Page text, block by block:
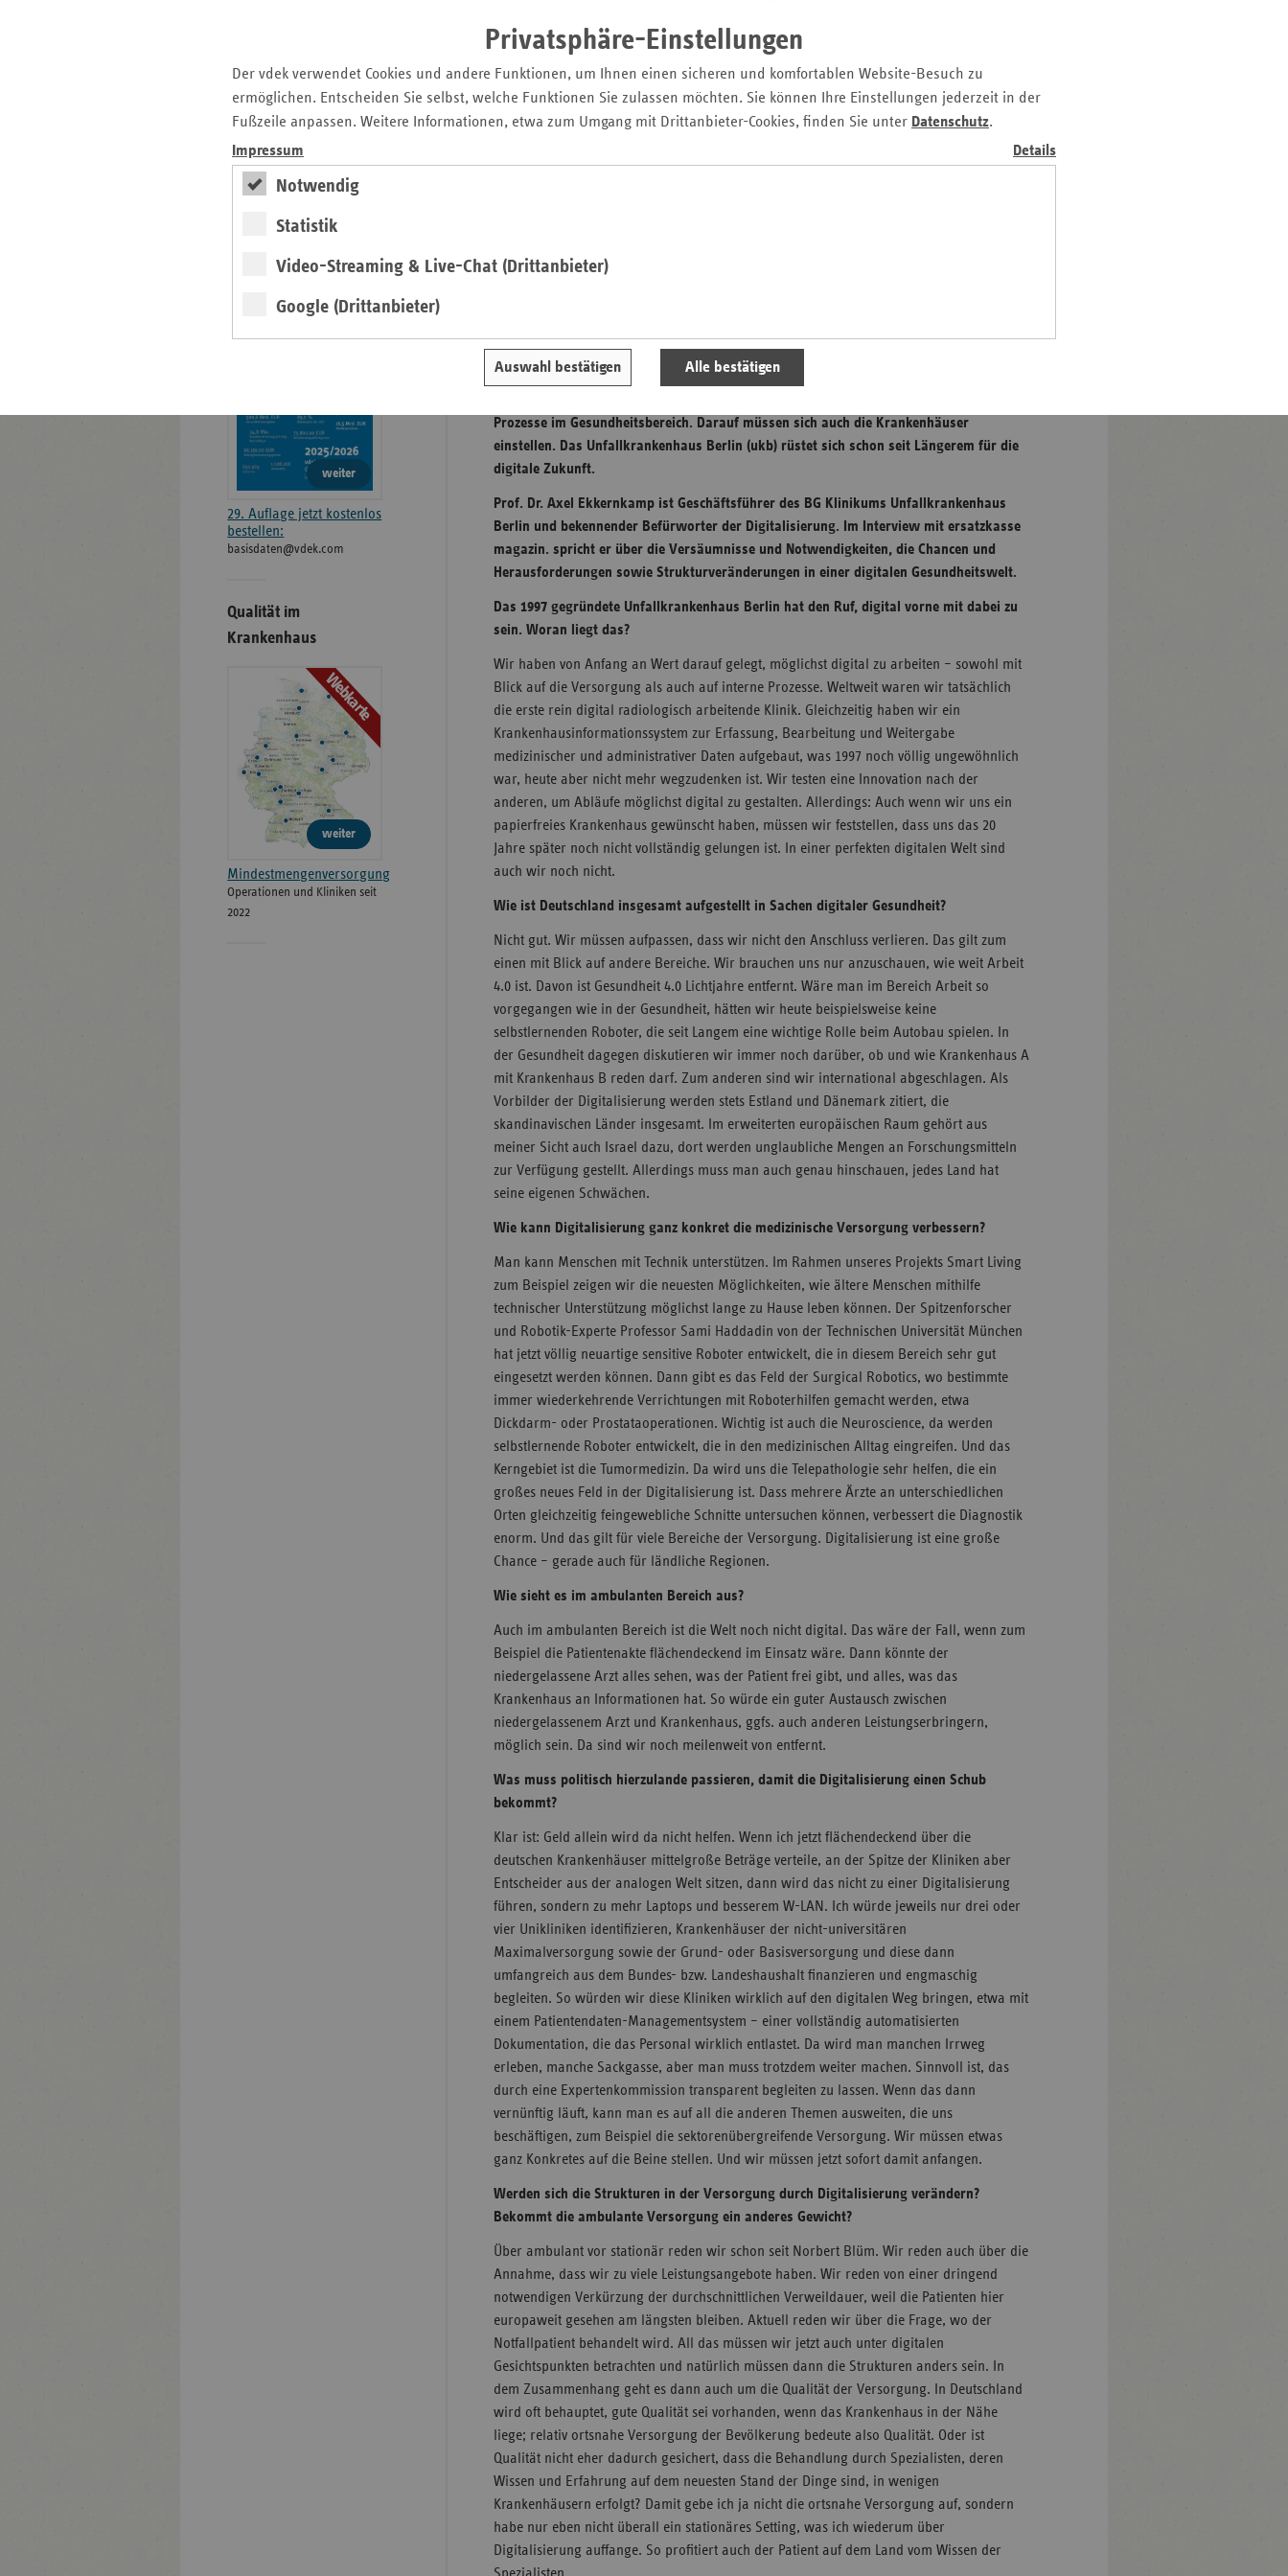
Privatsphäre-Einstellungen
Der vdek verwendet Cookies und andere Funktionen, um Ihnen einen sicheren und komfortablen Website-Besuch zu
ermöglichen. Entscheiden Sie selbst, welche Funktionen Sie zulassen möchten. Sie können Ihre Einstellungen jederzeit in der
Fußzeile anpassen. Weitere Informationen, etwa zum Umgang mit Drittanbieter-Cookies, finden Sie unter Datenschutz.
Impressum
Details
Notwendig
Statistik
Video-Streaming & Live-Chat (Drittanbieter)
Google (Drittanbieter)
Auswahl bestätigen Alle bestätigen
Sachsen
Sachsen-
Schleswig-
Prof. Dr. Axel Ekkernkamp, Geschäftsführer des BG Klinikums Unfallkrankenhaus Berlin
Prozesse im Gesundheitsbereich. Darauf müssen sich auch die Krankenhäuser
einstellen. Das Unfallkrankenhaus Berlin (ukb) rüstet sich schon seit Längerem für die
digitale Zukunft.
Prof. Dr. Axel Ekkernkamp ist Geschäftsführer des BG Klinikums Unfallkrankenhaus
Berlin und bekennender Befürworter der Digitalisierung. Im Interview mit ersatzkasse
magazin. spricht er über die Versäumnisse und Notwendigkeiten, die Chancen und
Herausforderungen sowie Strukturveränderungen in einer digitalen Gesundheitswelt.
Das 1997 gegründete Unfallkrankenhaus Berlin hat den Ruf, digital vorne mit dabei zu
sein. Woran liegt das?
Wir haben von Anfang an Wert darauf gelegt, möglichst digital zu arbeiten – sowohl mit
Blick auf die Versorgung als auch auf interne Prozesse. Weltweit waren wir tatsächlich
die erste rein digital radiologisch arbeitende Klinik. Gleichzeitig haben wir ein
Krankenhausinformationssystem zur Erfassung, Bearbeitung und Weitergabe
medizinischer und administrativer Daten aufgebaut, was 1997 noch völlig ungewöhnlich
war, heute aber nicht mehr wegzudenken ist. Wir testen eine Innovation nach der
anderen, um Abläufe möglichst digital zu gestalten. Allerdings: Auch wenn wir uns ein
papierfreies Krankenhaus gewünscht haben, müssen wir feststellen, dass uns das 20
Jahre später noch nicht vollständig gelungen ist. In einer perfekten digitalen Welt sind
auch wir noch nicht.
Wie ist Deutschland insgesamt aufgestellt in Sachen digitaler Gesundheit?
Nicht gut. Wir müssen aufpassen, dass wir nicht den Anschluss verlieren. Das gilt zum
einen mit Blick auf andere Bereiche. Wir brauchen uns nur anzuschauen, wie weit Arbeit
4.0 ist. Davon ist Gesundheit 4.0 Lichtjahre entfernt. Wäre man im Bereich Arbeit so
vorgegangen wie in der Gesundheit, hätten wir heute beispielsweise keine
selbstlernenden Roboter, die seit Langem eine wichtige Rolle beim Autobau spielen. In
der Gesundheit dagegen diskutieren wir immer noch darüber, ob und wie Krankenhaus A
mit Krankenhaus B reden darf. Zum anderen sind wir international abgeschlagen. Als
Vorbilder der Digitalisierung werden stets Estland und Dänemark zitiert, die
skandinavischen Länder insgesamt. Im erweiterten europäischen Raum gehört aus
meiner Sicht auch Israel dazu, dort werden unglaubliche Mengen an Forschungsmitteln
zur Verfügung gestellt. Allerdings muss man auch genau hinschauen, jedes Land hat
seine eigenen Schwächen.
Wie kann Digitalisierung ganz konkret die medizinische Versorgung verbessern?
Man kann Menschen mit Technik unterstützen. Im Rahmen unseres Projekts Smart Living
zum Beispiel zeigen wir die neuesten Möglichkeiten, wie ältere Menschen mithilfe
technischer Unterstützung möglichst lange zu Hause leben können. Der Spitzenforscher
und Robotik-Experte Professor Sami Haddadin von der Technischen Universität München
hat jetzt völlig neuartige sensitive Roboter entwickelt, die in diesem Bereich sehr gut
eingesetzt werden können. Dann gibt es das Feld der Surgical Robotics, wo bestimmte
immer wiederkehrende Verrichtungen mit Roboterhilfen gemacht werden, etwa
Dickdarm- oder Prostataoperationen. Wichtig ist auch die Neuroscience, da werden
selbstlernende Roboter entwickelt, die in den medizinischen Alltag eingreifen. Und das
Kerngebiet ist die Tumormedizin. Da wird uns die Telepathologie sehr helfen, die ein
großes neues Feld in der Digitalisierung ist. Dass mehrere Ärzte an unterschiedlichen
Orten gleichzeitig feingewebliche Schnitte untersuchen können, verbessert die Diagnostik
enorm. Und das gilt für viele Bereiche der Versorgung. Digitalisierung ist eine große
Chance – gerade auch für ländliche Regionen.
Wie sieht es im ambulanten Bereich aus?
Auch im ambulanten Bereich ist die Welt noch nicht digital. Das wäre der Fall, wenn zum
Beispiel die Patientenakte flächendeckend im Einsatz wäre. Dann könnte der
niedergelassene Arzt alles sehen, was der Patient frei gibt, und alles, was das
Krankenhaus an Informationen hat. So würde ein guter Austausch zwischen
niedergelassenem Arzt und Krankenhaus, ggfs. auch anderen Leistungserbringern,
möglich sein. Da sind wir noch meilenweit von entfernt.
Was muss politisch hierzulande passieren, damit die Digitalisierung einen Schub
bekommt?
Klar ist: Geld allein wird da nicht helfen. Wenn ich jetzt flächendeckend über die
deutschen Krankenhäuser mittelgroße Beträge verteile, an der Spitze der Kliniken aber
Entscheider aus der analogen Welt sitzen, dann wird das nicht zu einer Digitalisierung
führen, sondern zu mehr Laptops und besserem W-LAN. Ich würde jeweils nur drei oder
vier Unikliniken identifizieren, Krankenhäuser der nicht-universitären
Maximalversorgung sowie der Grund- oder Basisversorgung und diese dann
umfangreich aus dem Bundes- bzw. Landeshaushalt finanzieren und engmaschig
begleiten. So würden wir diese Kliniken wirklich auf den digitalen Weg bringen, etwa mit
einem Patientendaten-Managementsystem – einer vollständig automatisierten
Dokumentation, die das Personal wirklich entlastet. Da wird man manchen Irrweg
erleben, manche Sackgasse, aber man muss trotzdem weiter machen. Sinnvoll ist, das
durch eine Expertenkommission transparent begleiten zu lassen. Wenn das dann
vernünftig läuft, kann man es auf all die anderen Themen ausweiten, die uns
beschäftigen, zum Beispiel die sektorenübergreifende Versorgung. Wir müssen etwas
ganz Konkretes auf die Beine stellen. Und wir müssen jetzt sofort damit anfangen.
Werden sich die Strukturen in der Versorgung durch Digitalisierung verändern?
Bekommt die ambulante Versorgung ein anderes Gewicht?
Über ambulant vor stationär reden wir schon seit Norbert Blüm. Wir reden auch über die
Annahme, dass wir zu viele Leistungsangebote haben. Wir reden von einer dringend
notwendigen Verkürzung der durchschnittlichen Verweildauer, weil die Patienten hier
europaweit gesehen am längsten bleiben. Aktuell reden wir über die Frage, wo der
Notfallpatient behandelt wird. All das müssen wir jetzt auch unter digitalen
Gesichtspunkten betrachten und natürlich müssen dann die Strukturen anders sein. In
dem Zusammenhang geht es dann auch um die Qualität der Versorgung. In Deutschland
wird oft behauptet, gute Qualität sei vorhanden, wenn das Krankenhaus in der Nähe
liege; relativ ortsnahe Versorgung der Bevölkerung bedeute also Qualität. Oder ist
Qualität nicht eher dadurch gesichert, dass die Behandlung durch Spezialisten, deren
Wissen und Erfahrung auf dem neuesten Stand der Dinge sind, in wenigen
Krankenhäusern erfolgt? Damit gebe ich ja nicht die ortsnahe Versorgung auf, sondern
habe nur eben nicht überall ein stationäres Setting, was ich wiederum über
Digitalisierung auffange. So profitiert auch der Patient auf dem Land vom Wissen der
Archiv
Impressum Magazin
Informationen
erschienen
Broschüre
weiter
29. Auflage jetzt kostenlos
bestellen:
basisdaten@vdek.com
Qualität im
Krankenhaus
Webkarte
weiter
Mindestmengenversorgung
Operationen und Kliniken seit
2022